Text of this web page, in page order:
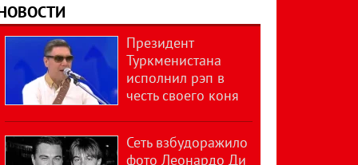
Президент
Туркменистана
исполнил рэп в
честь своего коня
Сеть взбудоражило
фото Леонардо Ди